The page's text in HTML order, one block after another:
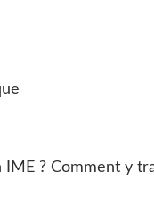
? Comment y